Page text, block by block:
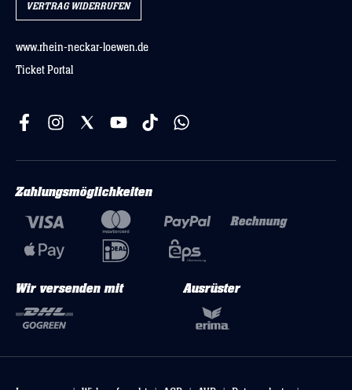
VERTRAG WIDERRUFEN
www.rhein-neckar-loewen.de
Ticket Portal
Zahlungsmöglichkeiten
Wir versenden mit Ausrüster